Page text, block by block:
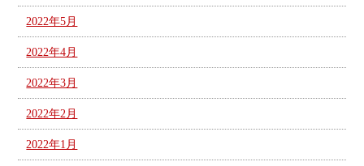
2022年5月
2022年4月
2022年3月
2022年2月
2022年1月